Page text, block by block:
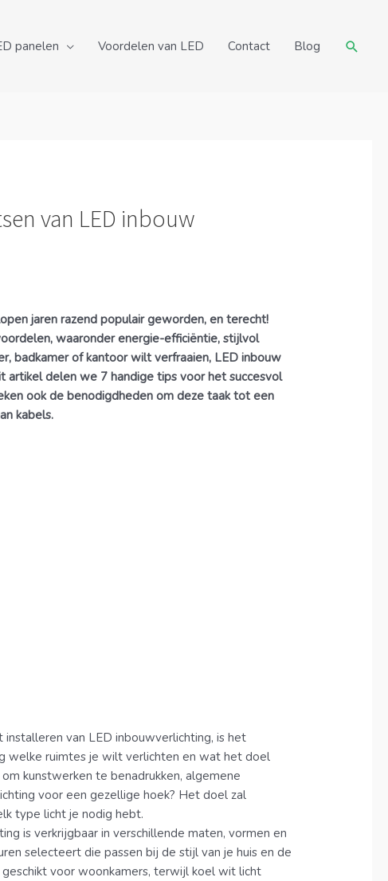
panelen Voordelen van LED Contact Blog
van LED inbouw
jaren razend populair geworden, en terecht!
waaronder energie-efficiëntie, stijlvol
badkamer of kantoor wilt verfraaien, LED inbouw
artikel delen we 7 handige tips voor het succesvol
ook de benodigdheden om deze taak tot een
kabels.
van LED inbouwverlichting, is het
welke ruimtes je wilt verlichten en wat het doel
kunstwerken te benadrukken, algemene
voor een gezellige hoek? Het doel zal
type licht je nodig hebt.
is verkrijgbaar in verschillende maten, vormen en
selecteert die passen bij de stijl van je huis en de
voor woonkamers, terwijl koel wit licht